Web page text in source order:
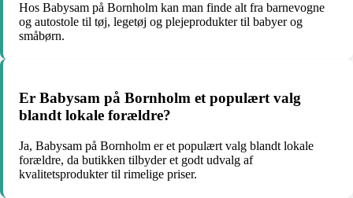
Hos Babysam på Bornholm kan man finde alt fra barnevogne
og autostole til tøj, legetøj og plejeprodukter til babyer og
småbørn.
Er Babysam på Bornholm et populært valg
blandt lokale forældre?
Ja, Babysam på Bornholm er et populært valg blandt lokale
forældre, da butikken tilbyder et godt udvalg af
kvalitetsprodukter til rimelige priser.